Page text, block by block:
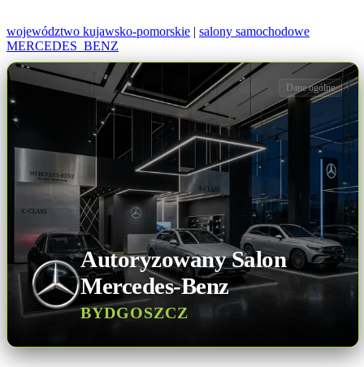
województwo kujawsko-pomorskie | salony samochodowe
MERCEDES_BENZ
Autoryzowany Salon
Mercedes-Benz
BYDGOSZCZ
Dane ogólne